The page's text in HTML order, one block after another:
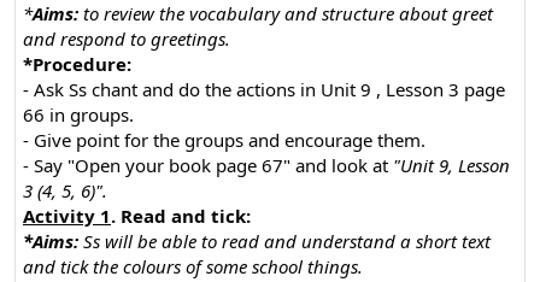
*Aims: to review the vocabulary and structure about greet
and respond to greetings.
*Procedure:
- Ask Ss chant and do the actions in Unit 9 , Lesson 3 page
66 in groups.
- Give point for the groups and encourage them.
- Say "Open your book page 67" and look at "Unit 9, Lesson
3 (4, 5, 6)".
Activity 1. Read and tick:
*Aims: Ss will be able to read and understand a short text
and tick the colours of some school things.